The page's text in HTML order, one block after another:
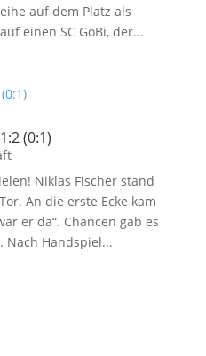
auf dem Platz als
einen SC GoBi, der...
(0:1)
Niklas Fischer stand
An die erste Ecke kam
er da“. Chancen gab es
Nach Handspiel...